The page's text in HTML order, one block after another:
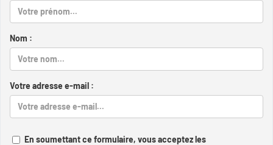
Nom :
Votre adresse e-mail :
En soumettant ce formulaire, vous acceptez les